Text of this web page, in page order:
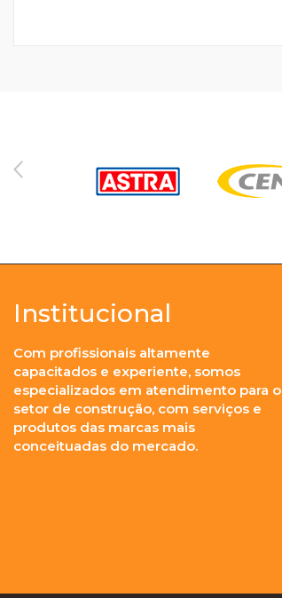
Institucional
Com profissionais altamente
capacitados e experiente, somos
especializados em atendimento para o
setor de construção, com serviços e
produtos das marcas mais
conceituadas do mercado.